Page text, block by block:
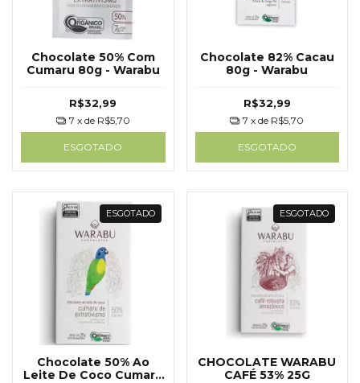
Chocolate 50% Com
Cumaru 80g - Warabu
R$32,99
7 x de R$5,70
ESGOTADO
Chocolate 82% Cacau
80g - Warabu
R$32,99
7 x de R$5,70
ESGOTADO
ESGOTADO
Chocolate 50% Ao
Leite De Coco Cumaru
ESGOTADO
CHOCOLATE WARABU
CAFÉ 53% 25G